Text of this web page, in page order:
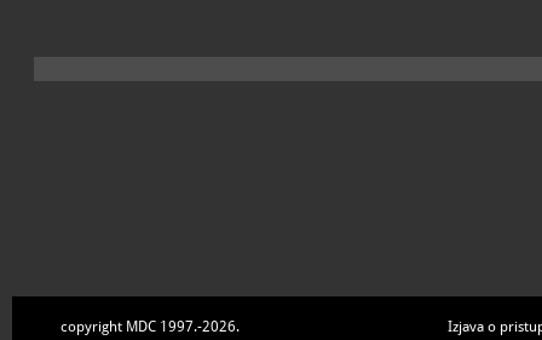
copyright MDC 1997.-2026. Izjava o